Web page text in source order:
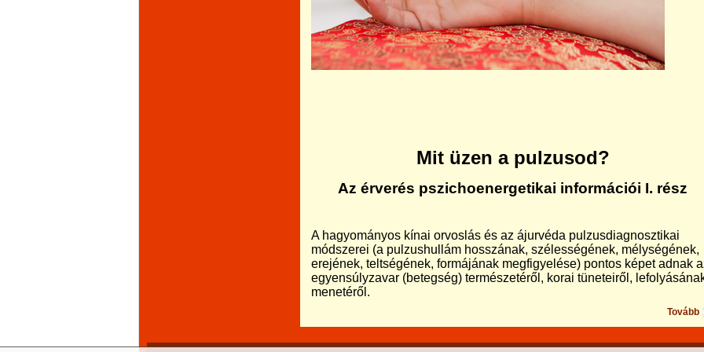
Mit üzen a pulzusod?
Az érverés pszichoenergetikai információi I. rész
A hagyományos kínai orvoslás és az ájurvéda pulzusdiagnosztikai
módszerei (a pulzushullám hosszának, szélességének, mélységének,
erejének, teltségének, formájának megfigyelése) pontos képet adnak
egyensúlyzavar (betegség) természetéről, korai tüneteiről,
menetéről.
Tovább